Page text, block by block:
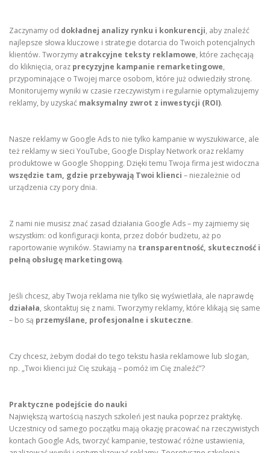
Zaczynamy od dokładnej analizy rynku i konkurencji, aby znaleźć
najlepsze słowa kluczowe i strategie dotarcia do Twoich potencjalnych
klientów. Tworzymy atrakcyjne teksty reklamowe, które zachęcają
do kliknięcia, oraz precyzyjne kampanie remarketingowe,
przypominające o Twojej marce osobom, które już odwiedziły stronę.
Monitorujemy wyniki w czasie rzeczywistym i regularnie optymalizujemy
reklamy, by uzyskać maksymalny zwrot z inwestycji (ROI).
Nasze reklamy w Google Ads to nie tylko kampanie w wyszukiwarce, ale
też reklamy w sieci YouTube, Google Display Network oraz reklamy
produktowe w Google Shopping. Dzięki temu Twoja firma jest widoczna
wszędzie tam, gdzie przebywają Twoi klienci – niezależnie od
urządzenia czy pory dnia.
Z nami nie musisz znać zasad działania Google Ads – my zajmiemy się
wszystkim: od konfiguracji konta, przez dobór budżetu, aż po
raportowanie wyników. Stawiamy na transparentność, skuteczność i
pełną obsługę marketingową.
Jeśli chcesz, aby Twoja reklama nie tylko się wyświetlała, ale naprawdę
działała, skontaktuj się z nami. Tworzymy reklamy, które klikają się same
– bo są przemyślane, profesjonalne i skuteczne.
Czy chcesz, żebym dodał do tego tekstu hasła reklamowe lub slogan,
np. „Twoi klienci już Cię szukają – pomóż im Cię znaleźć”?
Praktyczne podejście do nauki
Największą wartością naszych szkoleń jest nauka poprzez praktykę.
Uczestnicy od samego początku mają okazję pracować na rzeczywistych
kontach Google Ads, tworzyć kampanie, testować różne ustawienia,